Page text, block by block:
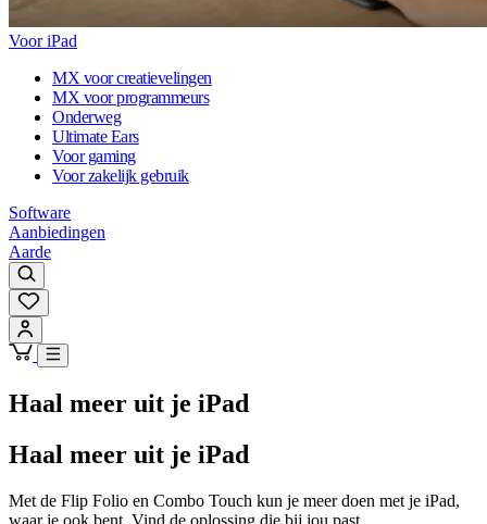
Voor iPad
MX voor creatievelingen
MX voor programmeurs
Onderweg
Ultimate Ears
Voor gaming
Voor zakelijk gebruik
Software
Aanbiedingen
Aarde
Haal meer uit je iPad
Haal meer uit je iPad
Met de Flip Folio en Combo Touch kun je meer doen met je iPad,
waar je ook bent. Vind de oplossing die bij jou past.